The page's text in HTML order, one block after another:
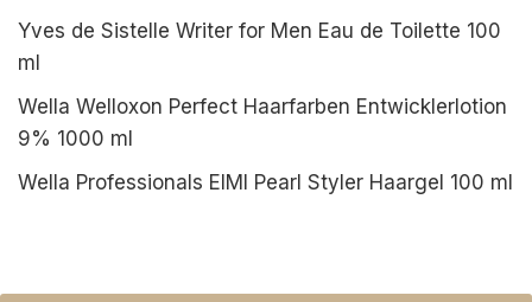
Yves de Sistelle Writer for Men Eau de Toilette 100
ml
Wella Welloxon Perfect Haarfarben Entwicklerlotion
9% 1000 ml
Wella Professionals EIMI Pearl Styler Haargel 100 ml